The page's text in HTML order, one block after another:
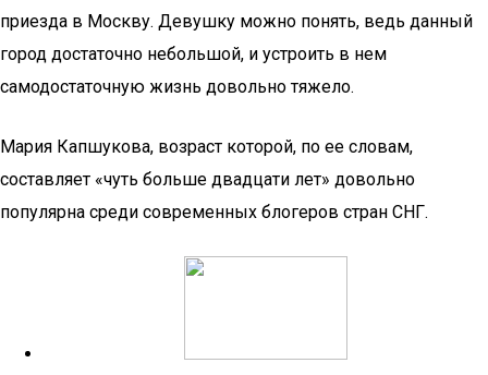
приезда в Москву. Девушку можно понять, ведь данный
город достаточно небольшой, и устроить в нем
самодостаточную жизнь довольно тяжело.
Мария Капшукова, возраст которой, по ее словам,
составляет «чуть больше двадцати лет» довольно
популярна среди современных блогеров стран СНГ.